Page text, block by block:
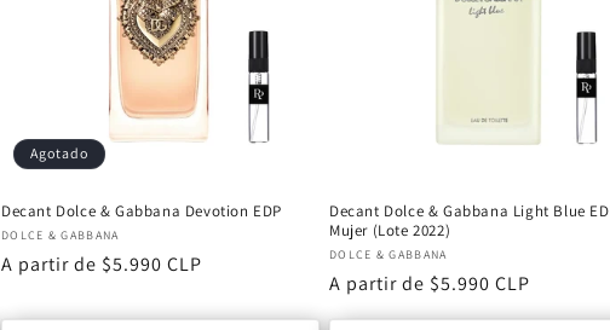
Agotado
Decant Dolce & Gabbana Devotion EDP
Proveedor:
DOLCE & GABBANA
Precio
A partir de $5.990 CLP
Decant Dolce & Gabbana Light Blue
Mujer (Lote 2022)
Proveedor:
DOLCE & GABBANA
Precio
habitual
A partir de $5.990 CLP